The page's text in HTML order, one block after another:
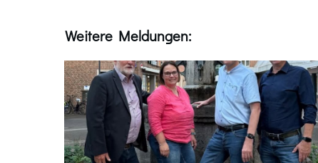
Weitere Meldungen: